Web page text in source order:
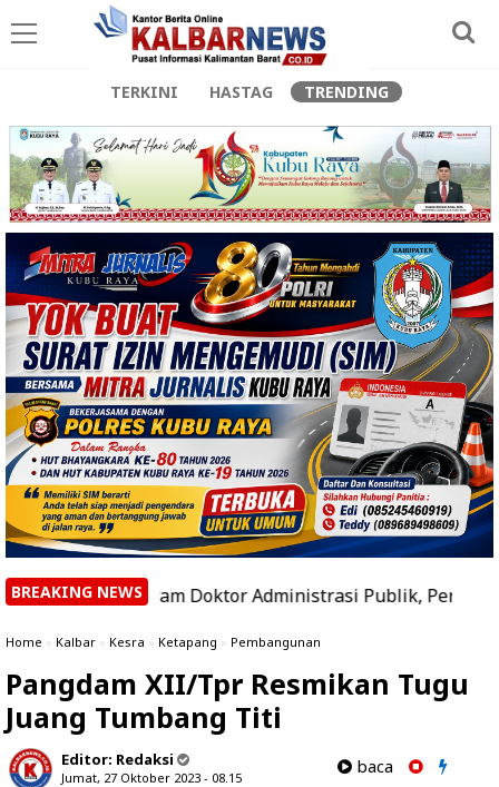
TERKINI HASTAG TRENDING
BREAKING NEWS
Doktor Administrasi Publik, Perkuat Peran
Home » Kalbar » Kesra » Ketapang » Pembangunan
Pangdam XII/Tpr Resmikan Tugu
Juang Tumbang Titi
Editor: Redaksi
Jumat, 27 Oktober 2023 - 08.15
baca